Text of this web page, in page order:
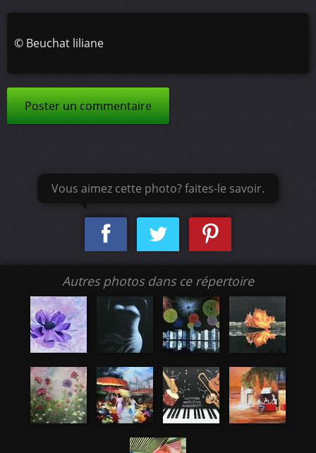
© Beuchat liliane
Poster un commentaire
Vous aimez cette photo? faites-le savoir.
Autres photos dans ce répertoire